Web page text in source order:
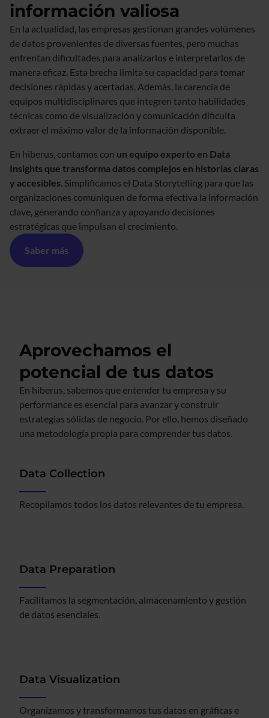
información valiosa
En la actualidad, las empresas gestionan grandes volúmenes
de datos provenientes de diversas fuentes, pero muchas
enfrentan dificultades para analizarlos e interpretarlos de
manera eficaz. Esta brecha limita su capacidad para tomar
decisiones rápidas y acertadas. Además, la carencia de
equipos multidisciplinares que integren tanto habilidades
técnicas como de visualización y comunicación dificulta
extraer el máximo valor de la información disponible.
En hiberus, contamos con un equipo experto en Data
Insights que transforma datos complejos en historias claras
y accesibles. Simplificamos el Data Storytelling para que las
organizaciones comuniquen de forma efectiva la información
clave, generando confianza y apoyando decisiones
estratégicas que impulsan el crecimiento.
Saber más
Aprovechamos el
potencial de tus datos
En hiberus, sabemos que entender tu empresa y su
performance es esencial para avanzar y construir
estrategias sólidas de negocio. Por ello, hemos diseñado
una metodología propia para comprender tus datos.
Data Collection
Recopilamos todos los datos relevantes de tu empresa.
Data Preparation
Facilitamos la segmentación, almacenamiento y gestión
de datos esenciales.
Data Visualization
Organizamos y transformamos tus datos en gráficas e